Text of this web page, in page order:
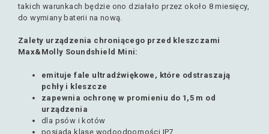
takich warunkach będzie ono działało przez około 8 miesięcy,
do wymiany baterii na nową.
Zalety urządzenia chroniącego przed kleszczami
Max&Molly Soundshield Mini:
emituje fale ultradźwiękowe, które odstraszają
pchły i kleszcze
zapewnia ochronę w promieniu do 1,5 m od
urządzenia
dla psów i kotów
posiada klasę wodoodporności IP7